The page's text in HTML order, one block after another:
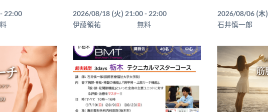
22:00 2026/08/18 (火) 21:00 - 22:00
伊藤領祐 無料
2026/08/06 (木)
石井慎一郎